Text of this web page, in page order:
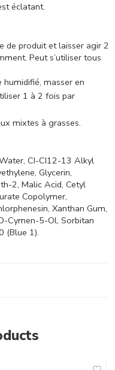
éclatant.
de produit et laisser agir 2
Peut s’utiliser tous
masser en
1 à 2 fois par
mixtes à grasses.
CI-CI12-13 Alkyl
Glycerin,
2, Malic Acid, Cetyl
Copolymer,
Xanthan Gum,
Cymen-5-Ol, Sorbitan
(Blue 1).